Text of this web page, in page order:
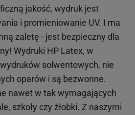
jakość, wydruk jest
i promieniowanie UV. I ma
zaletę - jest bezpieczny dla
Wydruki HP Latex, w
solwentowych, nie
oparów i są bezwonne.
nawet w tak wymagających
szkoły czy żłobki. Z naszymi